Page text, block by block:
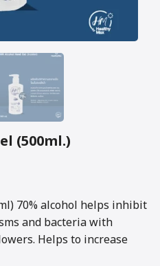
(500ml.)
70% alcohol helps inhibit
and bacteria with
Helps to increase